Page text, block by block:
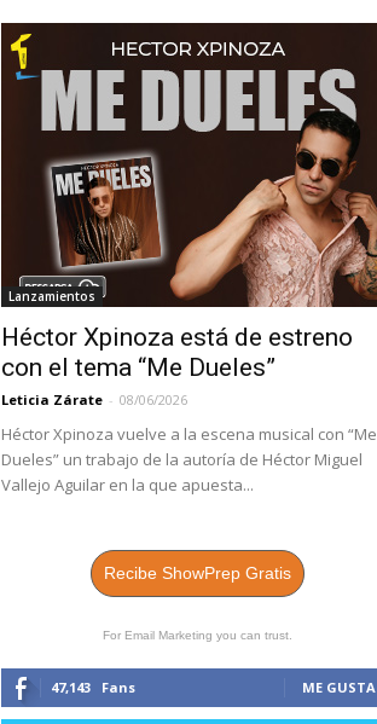
Lanzamientos
Héctor Xpinoza está de estreno
con el tema “Me Dueles”
Leticia Zárate - 08/06/2026
Héctor Xpinoza vuelve a la escena musical con “Me
Dueles” un trabajo de la autoría de Héctor Miguel
Vallejo Aguilar en la que apuesta...
Recibe ShowPrep Gratis
For Email Marketing you can trust.
47,143 Fans ME GUSTA